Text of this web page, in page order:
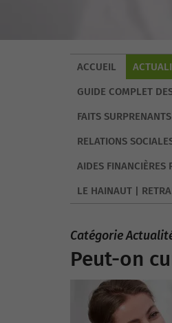
ACCUEIL
GUIDE COMPLET
FAITS
RELATIONS
AIDES FINANCIÈRES
LE HAINAUT |
Catégorie
Peut-on